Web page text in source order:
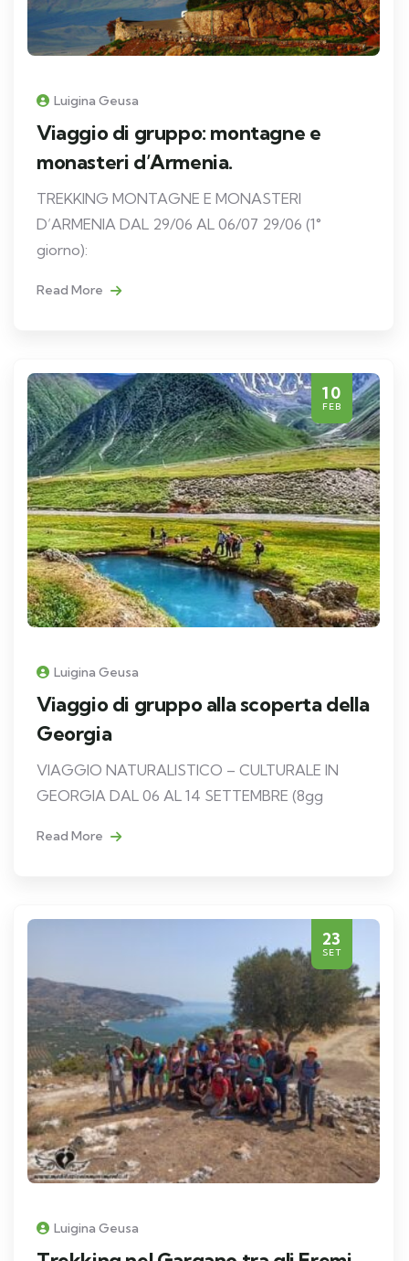
Luigina Geusa
Viaggio di gruppo: montagne e
monasteri d’Armenia.
TREKKING MONTAGNE E MONASTERI
D’ARMENIA DAL 29/06 AL 06/07 29/06 (1°
giorno):
Read More
10
FEB
Luigina Geusa
Viaggio di gruppo alla scoperta della
Georgia
VIAGGIO NATURALISTICO – CULTURALE IN
GEORGIA DAL 06 AL 14 SETTEMBRE (8gg
Read More
23
SET
Luigina Geusa